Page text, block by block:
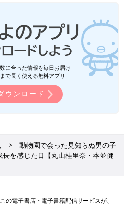
に合った情報を毎日お届け
で長く使える無料アプリ
ウンロード
動物園で会った見知らぬ男の子
を感じた日【丸山桂里奈・本並健
の電子書店・電子書籍配信サービスが、